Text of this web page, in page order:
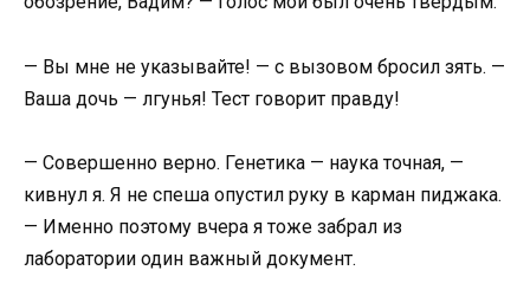
— Вы мне не указывайте! — с вызовом бросил зять. —
Ваша дочь — лгунья! Тест говорит правду!
— Совершенно верно. Генетика — наука точная, —
кивнул я. Я не спеша опустил руку в карман пиджака.
— Именно поэтому вчера я тоже забрал из
лаборатории один важный документ.